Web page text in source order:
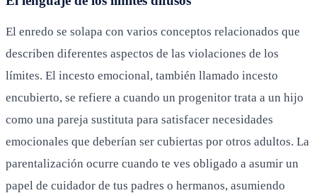
El enredo se solapa con varios conceptos relacionados que
describen diferentes aspectos de las violaciones de los
límites. El incesto emocional, también llamado incesto
encubierto, se refiere a cuando un progenitor trata a un hijo
como una pareja sustituta para satisfacer necesidades
emocionales que deberían ser cubiertas por otros adultos. La
parentalización ocurre cuando te ves obligado a asumir un
papel de cuidador de tus padres o hermanos, asumiendo